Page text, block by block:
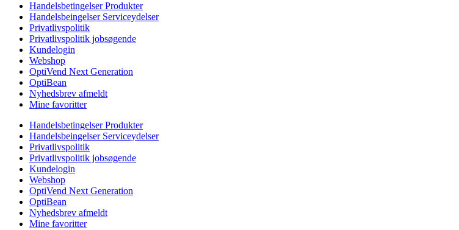
Handelsbetingelser Produkter
Handelsbeingelser Serviceydelser
Privatlivspolitik
Privatlivspolitik jobsøgende
Kundelogin
Webshop
OptiVend Next Generation
OptiBean
Nyhedsbrev afmeldt
Mine favoritter
Handelsbetingelser Produkter
Handelsbeingelser Serviceydelser
Privatlivspolitik
Privatlivspolitik jobsøgende
Kundelogin
Webshop
OptiVend Next Generation
OptiBean
Nyhedsbrev afmeldt
Mine favoritter